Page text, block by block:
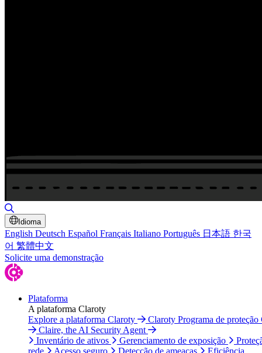
Idioma
English Deutsch Español Français Italiano Português 日本語 한국
어 繁體中文
Solicite uma demonstração
Plataforma
A plataforma Claroty
Explore a plataforma Claroty
Claroty Programa de proteção
Claire, the AI Security Agent
Inventário de ativos
Gerenciamento de exposição
rede
Acesso seguro Detecção de ameaças
Eficiência